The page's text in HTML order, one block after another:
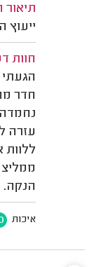
תיאור
ייעוץ
חוות
הגעתי
חדר
עזרה
ללוות
הנקה.
איכות